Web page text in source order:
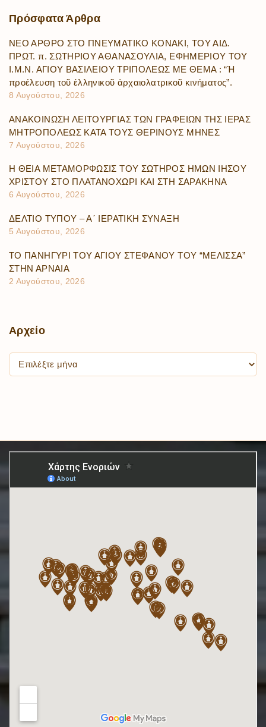
Πρόσφατα Άρθρα
ΝΕΟ ΑΡΘΡΟ ΣΤΟ ΠΝΕΥΜΑΤΙΚΟ ΚΟΝΑΚΙ, ΤΟΥ ΑΙΔ.
ΠΡΩΤ. π. ΣΩΤΗΡΙΟΥ ΑΘΑΝΑΣΟΥΛΙΑ, ΕΦΗΜΕΡΙΟΥ ΤΟΥ
Ι.Μ.Ν. ΑΓΙΟΥ ΒΑΣΙΛΕΙΟΥ ΤΡΙΠΟΛΕΩΣ ΜΕ ΘΕΜΑ : “Ἡ
προέλευση τοῦ ἑλληνικοῦ ἀρχαιολατρικοῦ κινήματος”.
8 Αυγούστου, 2026
ΑΝΑΚΟΙΝΩΣΗ ΛΕΙΤΟΥΡΓΙΑΣ ΤΩΝ ΓΡΑΦΕΙΩΝ ΤΗΣ ΙΕΡΑΣ
ΜΗΤΡΟΠΟΛΕΩΣ ΚΑΤΑ ΤΟΥΣ ΘΕΡΙΝΟΥΣ ΜΗΝΕΣ
7 Αυγούστου, 2026
Η ΘΕΙΑ ΜΕΤΑΜΟΡΦΩΣΙΣ ΤΟΥ ΣΩΤΗΡΟΣ ΗΜΩΝ ΙΗΣΟΥ
ΧΡΙΣΤΟΥ ΣΤΟ ΠΛΑΤΑΝΟΧΩΡΙ ΚΑΙ ΣΤΗ ΣΑΡΑΚΗΝΑ
6 Αυγούστου, 2026
ΔΕΛΤΙΟ ΤΥΠΟΥ – Α΄ ΙΕΡΑΤΙΚΗ ΣΥΝΑΞΗ
5 Αυγούστου, 2026
ΤΟ ΠΑΝΗΓΥΡΙ ΤΟΥ ΑΓΙΟΥ ΣΤΕΦΑΝΟΥ ΤΟΥ “ΜΕΛΙΣΣΑ”
ΣΤΗΝ ΑΡΝΑΙΑ
2 Αυγούστου, 2026
Αρχείο